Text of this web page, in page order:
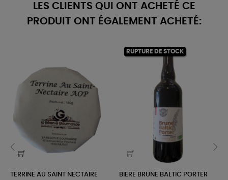
LES CLIENTS QUI ONT ACHETÉ CE
PRODUIT ONT ÉGALEMENT ACHETÉ:
TERRINE AU SAINT NECTAIRE
RUPTURE DE STOCK
BIERE BRUNE BALTIC PORTER